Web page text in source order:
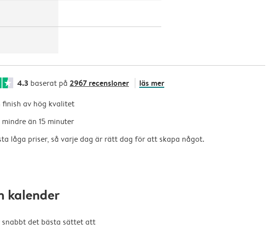
4.3 baserat på 2967 recensioner läs mer
finish av hög kvalitet
än 15 minuter
låga priser, så varje dag är rätt dag för att skapa något.
kalender
det bästa sättet att